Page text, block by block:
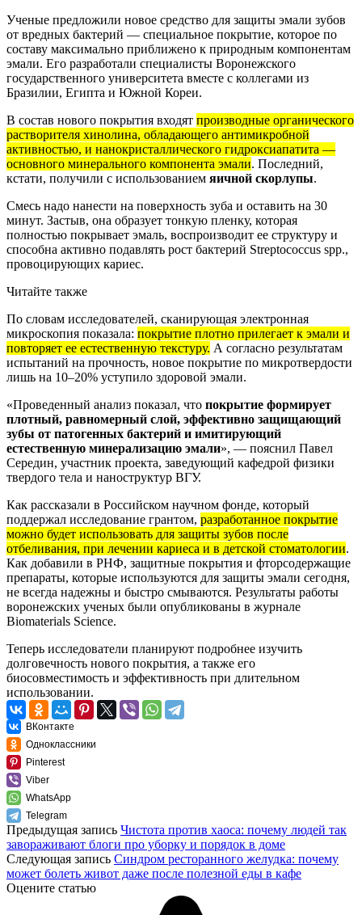
Ученые предложили новое средство для защиты эмали зубов
от вредных бактерий — специальное покрытие, которое по
составу максимально приближено к природным компонентам
эмали. Его разработали специалисты Воронежского
государственного университета вместе с коллегами из
Бразилии, Египта и Южной Кореи.
В состав нового покрытия входят производные органического
растворителя хинолина, обладающего антимикробной
активностью, и нанокристаллического гидроксиапатита —
основного минерального компонента эмали. Последний,
кстати, получили с использованием яичной скорлупы.
Смесь надо нанести на поверхность зуба и оставить на 30
минут. Застыв, она образует тонкую пленку, которая
полностью покрывает эмаль, воспроизводит ее структуру и
способна активно подавлять рост бактерий Streptococcus spp.,
провоцирующих кариес.
Читайте также
По словам исследователей, сканирующая электронная
микроскопия показала: покрытие плотно прилегает к эмали и
повторяет ее естественную текстуру. А согласно результатам
испытаний на прочность, новое покрытие по микротвердости
лишь на 10–20% уступило здоровой эмали.
«Проведенный анализ показал, что покрытие формирует
плотный, равномерный слой, эффективно защищающий
зубы от патогенных бактерий и имитирующий
естественную минерализацию эмали», — пояснил Павел
Середин, участник проекта, заведующий кафедрой физики
твердого тела и наноструктур ВГУ.
Как рассказали в Российском научном фонде, который
поддержал исследование грантом, разработанное покрытие
можно будет использовать для защиты зубов после
отбеливания, при лечении кариеса и в детской стоматологии.
Как добавили в РНФ, защитные покрытия и фторсодержащие
препараты, которые используются для защиты эмали сегодня,
не всегда надежны и быстро смываются. Результаты работы
воронежских ученых были опубликованы в журнале
Biomaterials Science.
Теперь исследователи планируют подробнее изучить
долговечность нового покрытия, а также его
биосовместимость и эффективность при длительном
использовании.
ВКонтакте
Одноклассники
Pinterest
Viber
WhatsApp
Telegram
Предыдущая запись Чистота против хаоса: почему людей так
завораживают блоги про уборку и порядок в доме
Следующая запись Синдром ресторанного желудка: почему
может болеть живот даже после полезной еды в кафе
Оцените статью